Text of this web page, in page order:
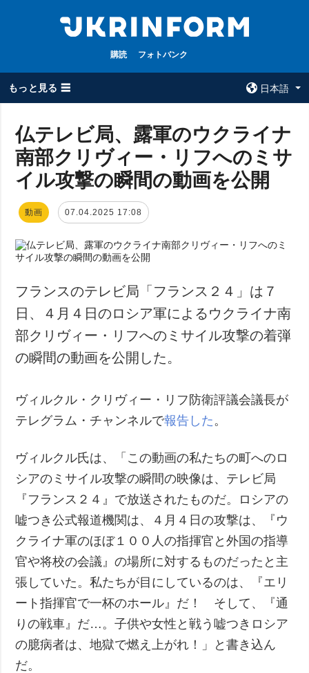
購読 フォトバンク
もっと見る ☰
日本語
全てのトピック
戦争
政治
経済・復興
防衛
社会・文化
スポーツ
犯罪
事故・緊急事態
ウクルインフォ
ルム
ウクルインフォル
特集
インタビュー
動画
購読
フォトバンク
仏テレビ局、露軍のウクライナ
南部クリヴィー・リフへのミサ
イル攻撃の瞬間の動画を公開
動画 07.04.2025 17:08
フランスのテレビ局「フランス２４」は７
日、４月４日のロシア軍によるウクライナ南
部クリヴィー・リフへのミサイル攻撃の着弾
の瞬間の動画を公開した。
ヴィルクル・クリヴィー・リフ防衛評議会議長が
テレグラム・チャンネルで報告した 。
ヴィルクル氏は、「この動画の私たちの町へのロ
シアのミサイル攻撃の瞬間の映像は、テレビ局
『フランス２４』で放送されたものだ。ロシアの
嘘つき公式報道機関は、４月４日の攻撃は、『ウ
クライナ軍のほぼ１００人の指揮官と外国の指導
官や将校の会議』の場所に対するものだったと主
張していた。私たちが目にしているのは、『エリ
ート指揮官で一杯のホール』だ！ そして、『通
りの戦車』だ…。子供や女性と戦う嘘つきロシア
の臆病者は、地獄で燃え上がれ！」と書き込ん
だ。